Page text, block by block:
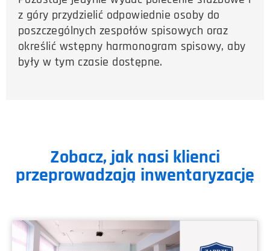
z góry przydzielić odpowiednie osoby do
poszczególnych zespołów spisowych oraz
określić wstępny harmonogram spisowy, aby
były w tym czasie dostępne.
Zobacz, jak nasi klienci
przeprowadzają inwentaryzację